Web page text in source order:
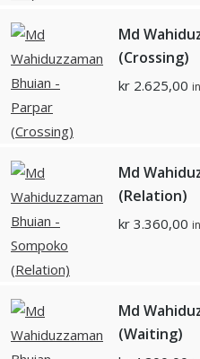
Md
(Crossing)
kr 2.625,00
Md
(Relation)
kr 3.360,00
Md
(Waiting)